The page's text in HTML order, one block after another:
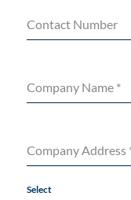
Contact Number
Company Name *
Company Address
Select